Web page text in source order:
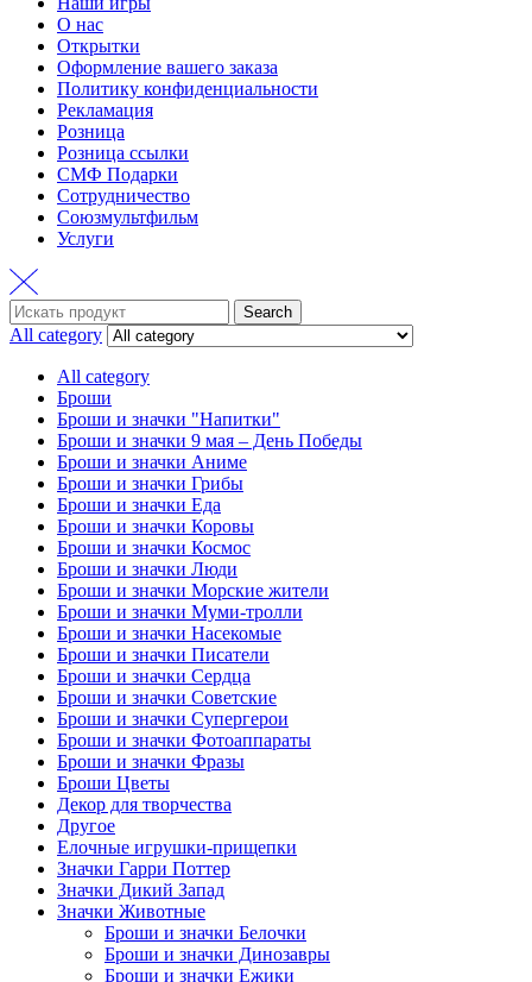
О нас
Открытки
Оформление вашего заказа
Политику конфиденциальности
Рекламация
Розница
Розница ссылки
СМФ Подарки
Сотрудничество
Союзмультфильм
Услуги
Search
for:
Search
All category
All category
Броши
Броши и значки "Напитки"
Броши и значки 9 мая – День Победы
Броши и значки Аниме
Броши и значки Грибы
Броши и значки Еда
Броши и значки Коровы
Броши и значки Космос
Броши и значки Люди
Броши и значки Морские жители
Броши и значки Муми-тролли
Броши и значки Насекомые
Броши и значки Писатели
Броши и значки Сердца
Броши и значки Советские
Броши и значки Супергерои
Броши и значки Фотоаппараты
Броши и значки Фразы
Броши Цветы
Декор для творчества
Другое
Елочные игрушки-прищепки
Значки Гарри Поттер
Значки Дикий Запад
Значки Животные
Броши и значки Белочки
Броши и значки Динозавры
Броши и значки Ежики